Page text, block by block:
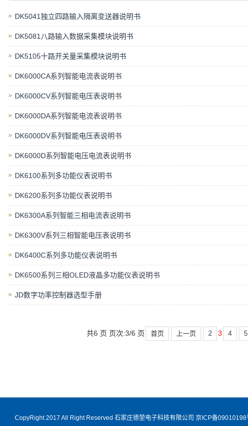
DK5041独立四路输入隔离变送器说明书
DK5081八路输入数据采集模块说明书
DK5105十路开关量采集模块说明书
DK6000CA系列智能电流表说明书
DK6000CV系列智能电压表说明书
DK6000DA系列智能电流表说明书
DK6000DV系列智能电压表说明书
DK6000D系列智能电压电流表说明书
DK6100系列多功能仪表说明书
DK6200系列多功能仪表说明书
DK6300A系列智能三相电流表说明书
DK6300V系列三相智能电压表说明书
DK6400C系列多功能仪表说明书
DK6500系列三相OLED液晶多功能仪表说明书
JD数字功率控制器选型手册
共6 页 页次:3/6 页 首页 上一页 2 3 4 5
CopyRight 2017 All Right Reserved 石家庄德堃电子科技有限公司 京ICP备09010198